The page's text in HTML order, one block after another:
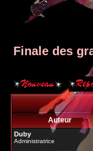
Finale des
Auteur
Duby
Administratrice